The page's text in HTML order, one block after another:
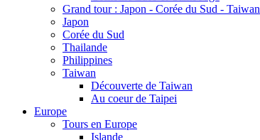
Grand tour : Japon - Corée du Sud - Taiwan
Japon
Corée du Sud
Thailande
Philippines
Taiwan
Découverte de Taiwan
Au coeur de Taipei
Europe
Tours en Europe
Islande